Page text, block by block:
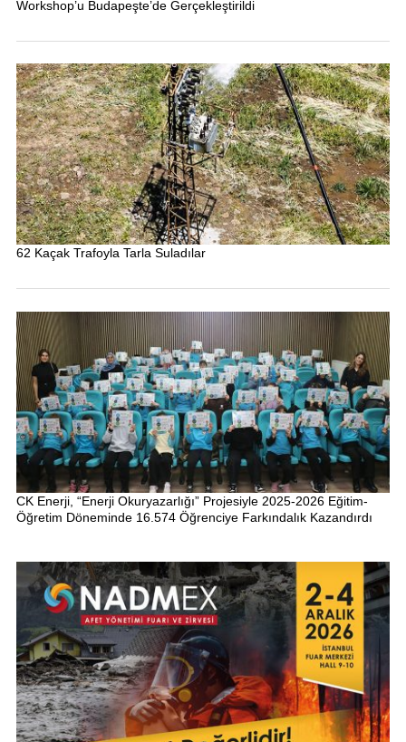
Workshop’u Budapeşte’de Gerçekleştirildi
62 Kaçak Trafoyla Tarla Suladılar
CK Enerji, “Enerji Okuryazarlığı” Projesiyle 2025-2026 Eğitim-
Öğretim Döneminde 16.574 Öğrenciye Farkındalık Kazandırdı